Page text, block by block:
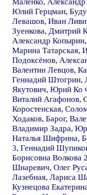
Юлий Герцман,
Левашов, Иван
Зуенкова, Дмитрий
Александр Копырин,
Марина Татарская,
Подоксёнов,
Валентин Левцов,
Геннадий Штогрин,
Якутович, Юрий Ко
Виталий Агафонов,
Коростенская,
Ходаков, Барог,
Владимир Задра,
Наталья Шифрина,
3, Геннадий
Борисовна Волкова 2
Шнаревич, Олег
Лазебная, Лариса
Кузнецова